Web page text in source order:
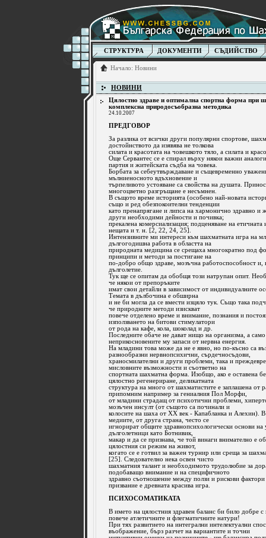
СТРУКТУРА ДОКУМЕНТИ СЪДИЙСТВО
Начало: Новини
НОВИНИ
Цялостно здраве и оптимална спортна форма при
комплексна природосъобразна методика
24.10.2007
ПРЕДГОВОР
За разлика от всички други популярни спортове,
достойнството да изявява не толкова
силата и красотата на човешкото тяло, а силата и
Още Сервантес се е спирал върху някои важни
партия и житейската съдба на човека.
Борбата за себеутвърждаване и същевременно
мълниеносното вдъхновение и
търпеливото устояване са свойства на душата.
многоцветно разгръщане е несъмнен.
В същото време историята (особено най-новата
също и ред обезпокоителни тенденции
като пренапрягане и липса на хармонично здравно и
други необходими дейности и почивка;
прекалена комерсиализация; подценяване на етичната
нещата и т. н. [2, 22, 24, 25].
Интензивните ми интереси към шахматната игра на
дългогодишна работа в областта на
природната медицина се срещаха многократно под
принципи и методи за постигане на
по-добро общо здраве, мозъчна работоспособност и,
дълголетие.
Тук ще се опитам да обобщя този натрупан опит.
че някои от препоръките
имат свои детайли в зависимост от индивидуалните
Темата в дълбочина е обширна
и не би могла да се вмести изцяло тук. Също така
че природните методи изискват
повече отделено време и внимание, познания и
използването на битови стимулатори
от рода на кафе, кола, шоколад и др.
Последните обаче не дават нищо на организма, а само
неприкосновените му запаси от нервна енергия.
На младини това може да не е явно, но по-късно са
разнообразни нервнопсихични, сърдечносъдови,
храносмилателни и други проблеми, така и
мисловните възможности и съответно на
спортната шахматна форма. Изобщо, ако е оставена
цялостно регенериране, деликатната
структура на много от шахматистите е заплашена от
припомним например за гениалния Пол Морфи,
от младини страдащ от психотични проблеми,
мозъчен инсулт (от същото са починали и
колосите на шаха от ХХ век - Капабланка и Алехин).
медиите, от друга страна, често се
игнорират общите здравнопсихологически основи на
дълголетници като Ботнивик,
макар и да се признава, че той винаги внимателно е
цялостния си режим на живот,
когато се е готвил за важен турнир или среща за
[25]. Следователно нека освен чисто
шахматния талант и необходимото трудолюбие за
подобаващо внимание и на специфичното
здравно съотношение между ползи и рискови фактори
призвание е древната красива игра.
ПСИХОСОМАТИКАТА
В името на цялостния здравен баланс би било добре с
повече атлетичните и флегматичните натури!
При тях развитието на интегрални интелектуални
въображение, бърз разчет на вариантите и точни